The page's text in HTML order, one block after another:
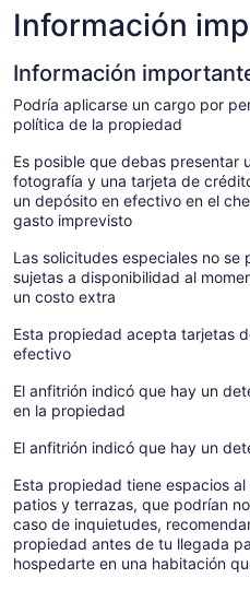
Información
Información
Podría aplicarse un cargo por
política de la propiedad
Es posible que debas presentar
fotografía y una tarjeta de
un depósito en efectivo en el
gasto imprevisto
Las solicitudes especiales no se
sujetas a disponibilidad al
un costo extra
Esta propiedad acepta tarjetas
efectivo
El anfitrión indicó que hay un
en la propiedad
El anfitrión indicó que hay un
Esta propiedad tiene espacios
patios y terrazas, que podrían
caso de inquietudes,
propiedad antes de tu llegada
hospedarte en una habitación